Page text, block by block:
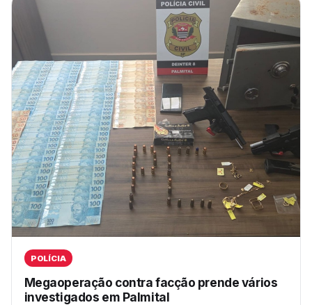
POLÍCIA
Megaoperação contra facção prende vários
investigados em Palmital